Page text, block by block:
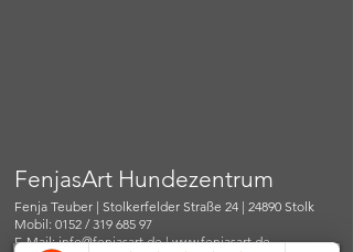
FenjasArt Hundezentrum
Fenja Teuber | Stolkerfelder Straße 24 | 24890 Stolk
Mobil: 0152 / 319 685 97
E-Mail:info@fenjasart.de|www.fenjasart.de